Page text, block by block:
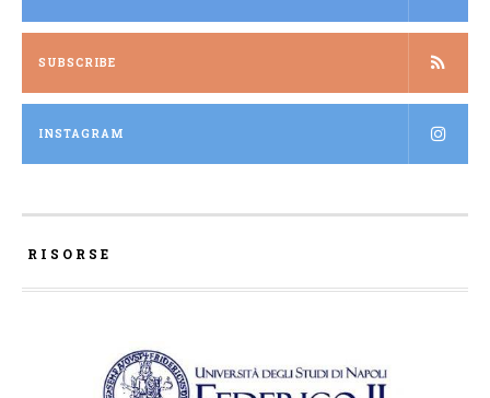
SUBSCRIBE
INSTAGRAM
RISORSE